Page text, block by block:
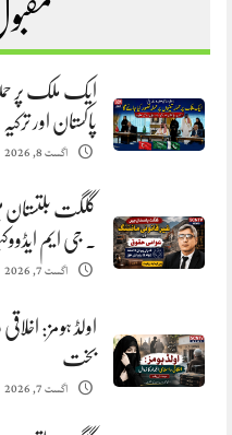
ایک ملک پر حملہ
پاکستان اور
اگست 8, 2026
گلگت بلتستان
. جی ایم
اگست 7, 2026
اولڈ ہومز:
بخت
اگست 7, 2026